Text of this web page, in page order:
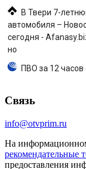
В Твери 7-
автомобиля –
сегодня -
но
ПВО за 12 часов
Связь
info@otvprim.ru
На
рекомендательные
предоставления